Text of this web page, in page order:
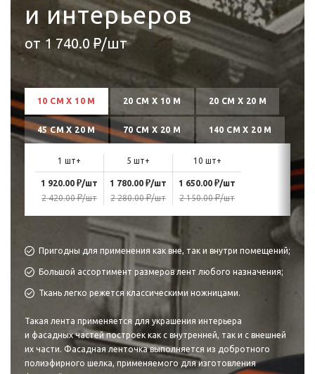
и интерьеров
от 1 740.0 ₽/шт
10 СМ Х 10 М 20 СМ Х 10 М 20 СМ Х 20 М
45 СМ Х 20 М 70 СМ Х 20 М 140 СМ Х 20 М
1 шт+ 5 шт+ 10 шт+
1 920.00 ₽/шт
2 420.00₽/шт
1 780.00 ₽/шт
2 280.00₽/шт
1 650.00 ₽/шт
2 150.00₽/шт
Пригодны для применения как вне, так и внутри помещений;
Большой ассортимент размеров лент любого назначения;
Ткань легко режется классическими ножницами.
Такая лента применяется для украшения интерьера
и фасадных частей построек как с внутренней, так и с внешней
их части. Фасадная ленточка выполняется из добротного
полиэфирного шелка, применяемого для изготовления